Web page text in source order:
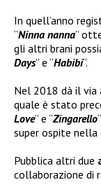
In quell’anno
“Ninna nanna”
gli altri brani
Days” e “Habibi“.
Nel 2018 dà il
quale è stato
Love” e “Zingarello
super ospite
Pubblica altri due
collaborazione di